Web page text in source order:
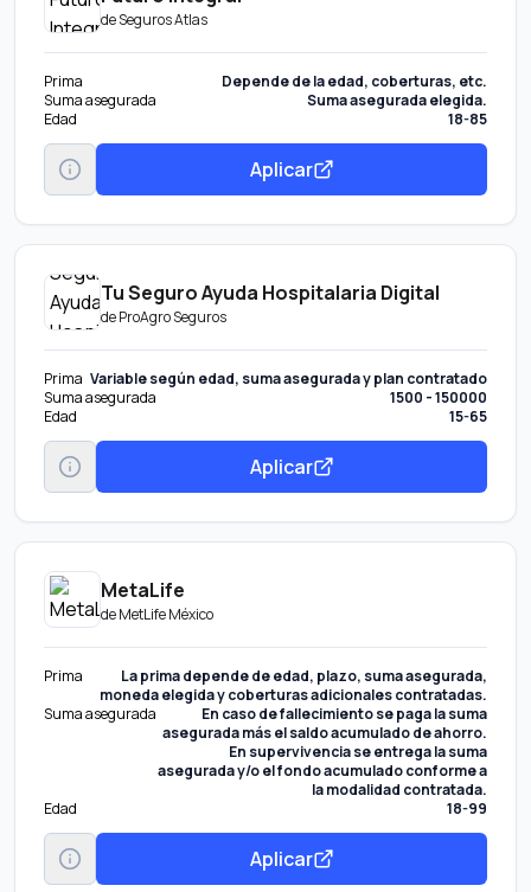
deSeguros Atlas
Prima
Depende de la edad, coberturas, etc.
Suma asegurada
Suma asegurada elegida.
Edad
18-85
Aplicar
Tu Seguro Ayuda Hospitalaria Digital
deProAgro Seguros
Prima Variable según edad, suma asegurada y plan contratado
Suma asegurada
1500 - 150000
Edad
15-65
Aplicar
MetaLife
deMetLife México
Prima
La prima depende de edad, plazo, suma asegurada,
moneda elegida y coberturas adicionales contratadas.
Suma asegurada
En caso de fallecimiento se paga la suma
asegurada más el saldo acumulado de ahorro.
En supervivencia se entrega la suma
asegurada y/o el fondo acumulado conforme a
la modalidad contratada.
Edad
18-99
Aplicar